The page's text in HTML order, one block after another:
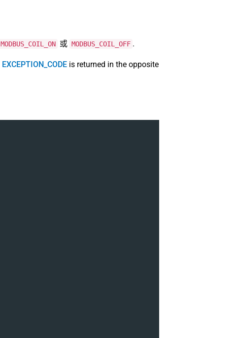
MODBUS_COIL_ON 或 MODBUS_COIL_OFF .
EXCEPTION_CODE is returned in the opposite